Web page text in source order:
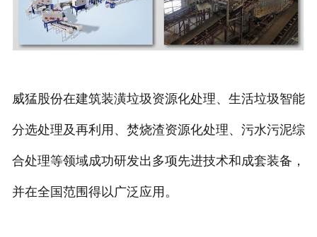
威猛股份在建筑装潢垃圾资源化处理、生活垃圾智能
分选处理及再利用、焚烧渣资源化处理、污水污泥综
合处理等领域成功研发出多项先进技术和成套装备，
并在全国范围得以广泛应用。